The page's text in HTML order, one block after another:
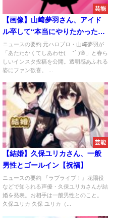
芸能
【画像】山﨑夢羽さん、アイド
ル卒して“本当にやりたかったこ
と”を満喫中な模様
ニュースの要約 元ハロプロ・山﨑夢羽が
「あたたかくてしあわせ( ´˘` )🌸」と春ら
しいインスタ投稿を公開。透明感あふれる
姿にファン歓喜。 ...
芸能
【結婚】久保ユリカさん、一般
男性とゴールイン【祝福】
ニュースの要約 『ラブライブ！』花陽役
などで知られる声優・久保ユリカさんが結
婚を発表。お相手は一般男性とのこと。
久保ユリカ 久保 ユリカ（...